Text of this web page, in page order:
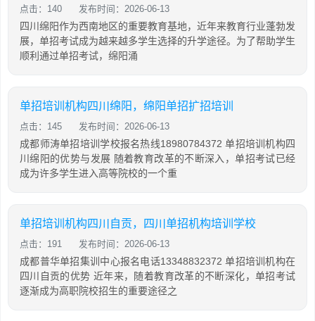
点击：140 发布时间：2026-06-13
四川绵阳作为西南地区的重要教育基地，近年来教育行业蓬勃发
展，单招考试成为越来越多学生选择的升学途径。为了帮助学生
顺利通过单招考试，绵阳涌
单招培训机构四川绵阳，绵阳单招扩招培训
点击：145 发布时间：2026-06-13
成都师涛单招培训学校报名热线18980784372 单招培训机构四
川绵阳的优势与发展 随着教育改革的不断深入，单招考试已经
成为许多学生进入高等院校的一个重
单招培训机构四川自贡，四川单招机构培训学校
点击：191 发布时间：2026-06-13
成都普华单招集训中心报名电话13348832372 单招培训机构在
四川自贡的优势 近年来，随着教育改革的不断深化，单招考试
逐渐成为高职院校招生的重要途径之